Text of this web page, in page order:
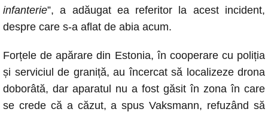
infanterie”, a adăugat ea referitor la acest incident,
despre care s-a aflat de abia acum.
Forțele de apărare din Estonia, în cooperare cu poliția
și serviciul de graniță, au încercat să localizeze drona
doborâtă, dar aparatul nu a fost găsit în zona în care
se crede că a căzut, a spus Vaksmann, refuzând să